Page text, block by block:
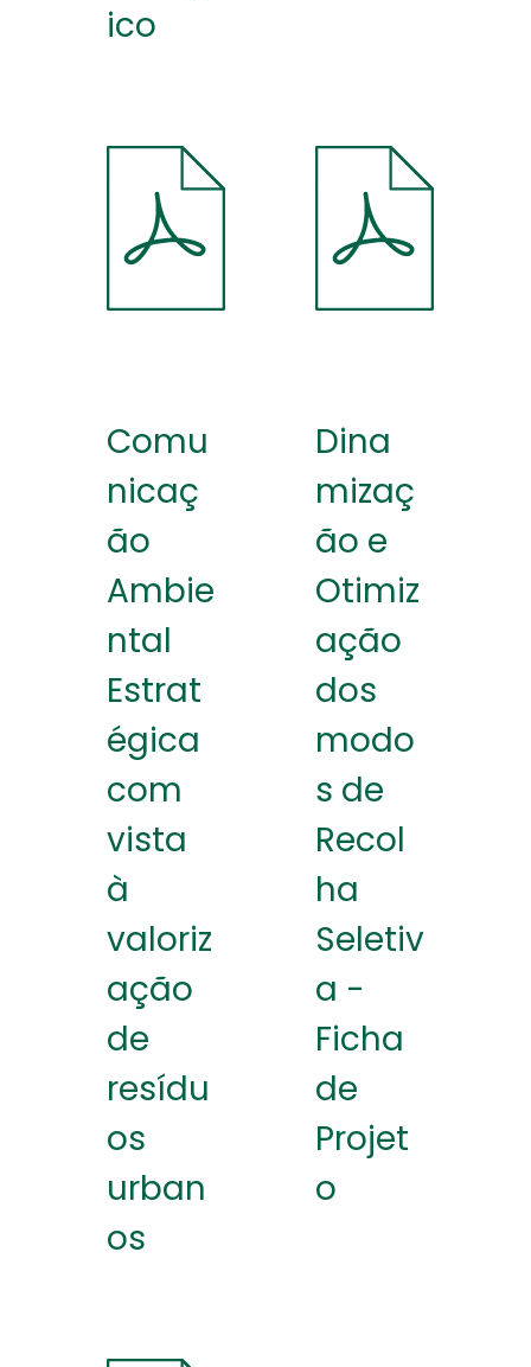
ico
Comu
nicaç
ão
Ambie
ntal
Estrat
égica
com
vista
à
valoriz
ação
de
resídu
os
urban
os
Dina
mizaç
ão e
Otimiz
ação
dos
modo
s de
Recol
ha
Seletiv
a -
Ficha
de
Projet
o